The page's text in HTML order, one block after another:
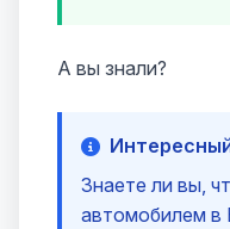
А вы знали?
Знаете ли вы,
автомобилем в